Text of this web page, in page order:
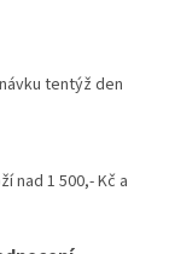
tentýž den
nad 1 500,- Kč a